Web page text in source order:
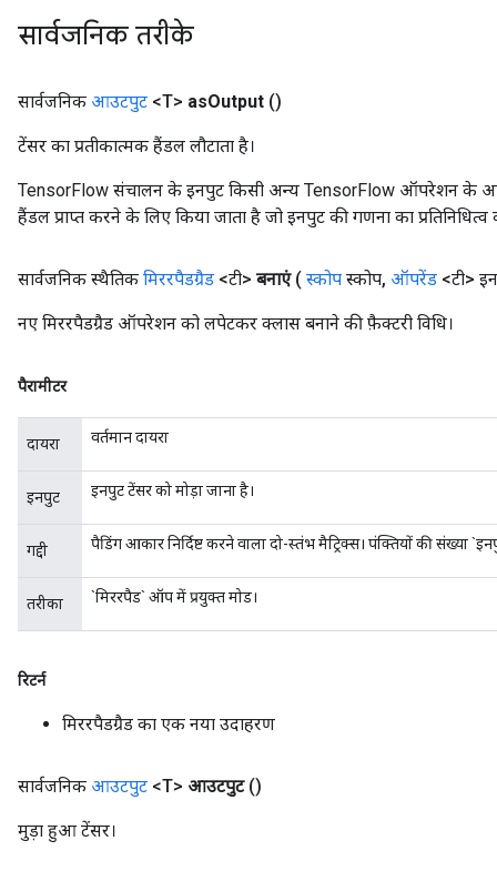
सार्वजनिक तरीके
सार्वजनिक आउटपुट <T> asOutput ()
टेंसर का प्रतीकात्मक हैंडल लौटाता है।
TensorFlow संचालन के इनपुट किसी अन्य TensorFlow ऑपरेशन के
हैंडल प्राप्त करने के लिए किया जाता है जो इनपुट की गणना का प्रतिनिधित्व
सार्वजनिक स्थैतिक मिररपैडग्रैड <टी> बनाएं ( स्कोप स्कोप, ऑपरेंड <टी>
नए मिररपैडग्रैड ऑपरेशन को लपेटकर क्लास बनाने की फ़ैक्टरी विधि।
पैरामीटर
दायरा वर्तमान दायरा
इनपुट इनपुट टेंसर को मोड़ा जाना है।
गद्दी पैडिंग आकार निर्दिष्ट करने वाला दो-स्तंभ मैट्रिक्स। पंक्तियों की संख्या
तरीका `मिररपैड` ऑप में प्रयुक्त मोड।
रिटर्न
मिररपैडग्रैड का एक नया उदाहरण
सार्वजनिक आउटपुट <T> आउटपुट ()
मुड़ा हुआ टेंसर।